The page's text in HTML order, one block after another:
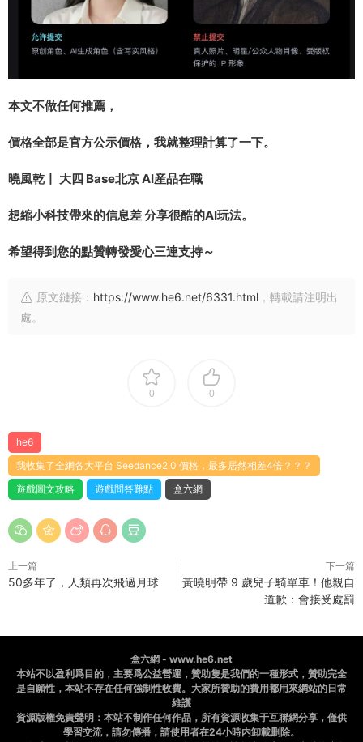
本文不做任何推薦，
價格全部是官方公示價格，我就整理計算了一下。
曉風乾丨 大四 Base北京 AI産品在職
想縮小科技帶來的信息差 分享很酷的AI玩法。
希望得到您的點贊轉發愛心三連支持～
原文鏈接： https://www.he6.net/6331.html ，轉載請注明出
處。
0 0
he6
我收集了全網各大平台 Seedance2.0 價格，最多居然相差4倍？？？
遊戲圖文攻略
遊戲問答難點 盒六網
上一篇
50多年了，人類再次飛過月球
下一篇
黃曉明帶 9 歲兒子騎單車！他親自
道歉：會接受處罰
盒六網 - www.he6.net
本站不以盈利爲目的，主要爲公益營運，贊助隻是我們的一種形式，贊助完全
是自願性，本站不存在任何強制性收費。大家所贊助的費用都用來網站的日常
維護
資源版權免責聲明：本站不制作任何作品，所有資源收集于互聯網分享，僅供
學習交流，請勿傳播，請使用者在24小時内卸載删除。